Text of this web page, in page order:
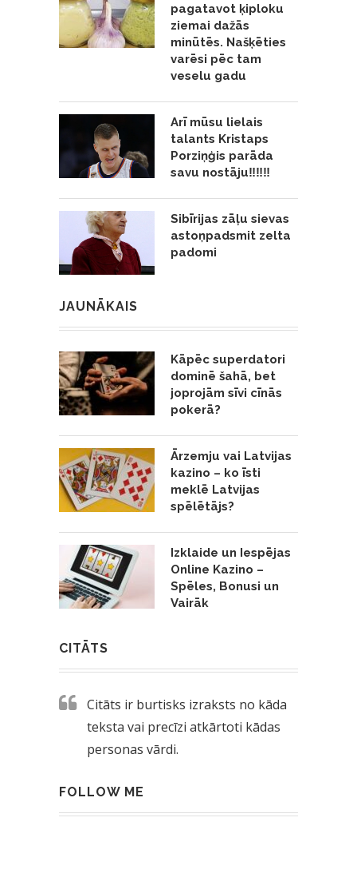
pagatavot ķiploku
ziemai dažās
minūtēs. Našķēties
varēsi pēc tam
veselu gadu
Arī mūsu lielais
talants Kristaps
Porziņģis parāda
savu nostāju‼️‼️‼️
Sibīrijas zāļu sievas
astoņpadsmit zelta
padomi
JAUNĀKAIS
Kāpēc superdatori
dominē šahā, bet
joprojām sīvi cīnās
pokerā?
Ārzemju vai Latvijas
kazino – ko īsti
meklē Latvijas
spēlētājs?
Izklaide un Iespējas
Online Kazino –
Spēles, Bonusi un
Vairāk
CITĀTS
Citāts ir burtisks izraksts no kāda
teksta vai precīzi atkārtoti kādas
personas vārdi.
FOLLOW ME